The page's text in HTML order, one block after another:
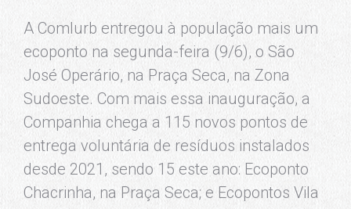
A Comlurb entregou à população mais um
ecoponto na segunda-feira (9/6), o São
José Operário, na Praça Seca, na Zona
Sudoeste. Com mais essa inauguração, a
Companhia chega a 115 novos pontos de
entrega voluntária de resíduos instalados
desde 2021, sendo 15 este ano: Ecoponto
Chacrinha, na Praça Seca; e Ecopontos Vila